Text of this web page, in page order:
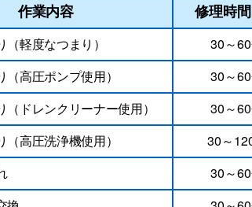
作業内容 修理時
（軽度なつまり） 30～
（高圧ポンプ使用）
30～
（ドレンクリーナー使用）
30～
（高圧洗浄機使用）
30～
30～